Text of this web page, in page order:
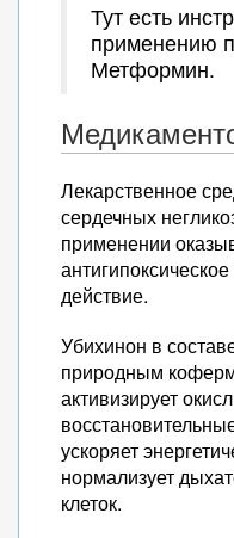
Тут есть
применению
Метформин.
Лекарственное
сердечных
применении
действие.
Убихинон в
природным
активизирует
ускоряет
нормализует
клеток.